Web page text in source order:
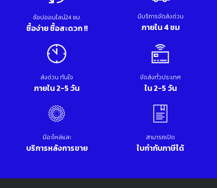
ช้อปออนไลน์24 ชม.
ซื้อง่าย ซื้อสะดวก !!
มีบริการจัดส่งด่วน
ภายใน 4 ชม
ส่งด่วน ทันใจ
ภายใน 2-5 วัน
จัดส่งทั่วประเทศ
ใน 2-5 วัน
มีอะไหล่และ
บริการหลังการขาย
สามารถเปิด
ใบกำกับภาษีได้